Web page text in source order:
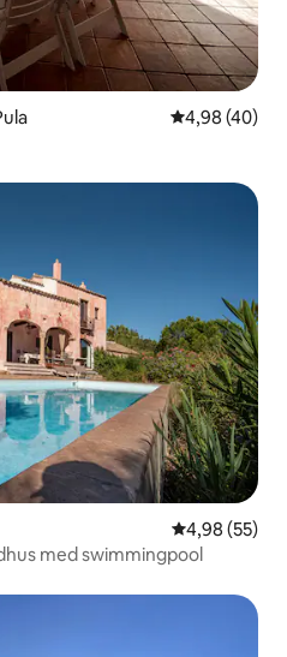
4,98 ud af 5 i
4,98 (40)
4,98 ud af 5 i
4,98 (55)
med swimmingpool